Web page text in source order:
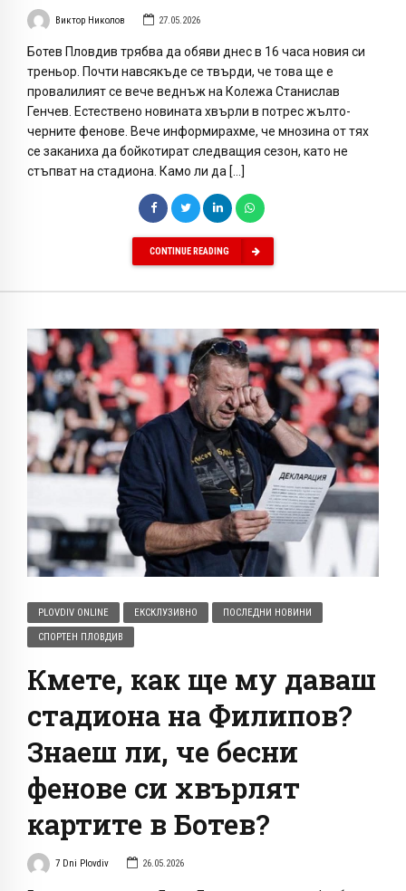
Виктор Николов 27.05.2026
Ботев Пловдив трябва да обяви днес в 16 часа новия си
треньор. Почти навсякъде се твърди, че това ще е
провалилият се вече веднъж на Колежа Станислав
Генчев. Естествено новината хвърли в потрес жълто-
черните фенове. Вече информирахме, че мнозина от тях
се заканиха да бойкотират следващия сезон, като не
стъпват на стадиона. Камо ли да […]
CONTINUE READING
PLOVDIV ONLINE ЕКСКЛУЗИВНО ПОСЛЕДНИ НОВИНИ
СПОРТЕН ПЛОВДИВ
Кмете, как ще му даваш
стадиона на Филипов?
Знаеш ли, че бесни
фенове си хвърлят
картите в Ботев?
7 Dni Plovdiv 26.05.2026